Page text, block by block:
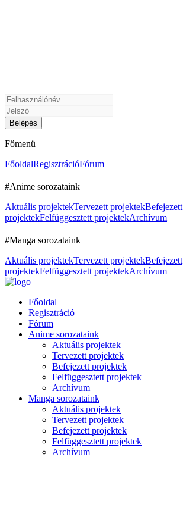
Főmenü
FőoldalRegisztrációFórum
#Anime sorozataink
Aktuális projektekTervezett projektekBefejezett
projektekFelfüggesztett projektekArchívum
#Manga sorozataink
Aktuális projektekTervezett projektekBefejezett
projektekFelfüggesztett projektekArchívum
Főoldal
Regisztráció
Fórum
Anime sorozataink
Aktuális projektek
Tervezett projektek
Befejezett projektek
Felfüggesztett projektek
Archívum
Manga sorozataink
Aktuális projektek
Tervezett projektek
Befejezett projektek
Felfüggesztett projektek
Archívum